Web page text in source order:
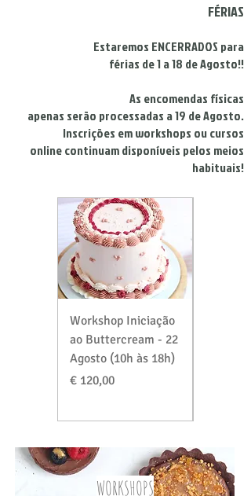
FÉRIAS
Estaremos ENCERRADOS para
férias de 1 a 18 de Agosto!!
As encomendas físicas
apenas serão processadas a 19 de Agosto.
Inscrições em workshops ou cursos
online continuam disponíveis pelos meios
habituais!
Workshop Iniciação
ao Buttercream - 22
Agosto (10h às 18h)
Preço
€ 120,00
WORKSHOPS